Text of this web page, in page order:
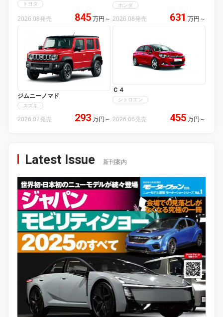
トヨタ
2026.08発売 845 万円 ～
ホンダ
2026.08発売 631 万円 ～
ジムニーノマド
スズキ
2026.07発売 293 万円 ～
Ｃ４
シトロエン
2026.06発売 455 万円 ～
Latest Issue 新刊案内